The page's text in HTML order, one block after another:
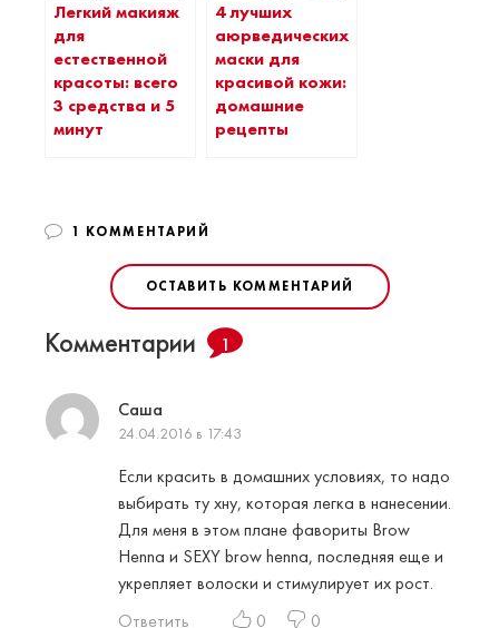
Легкий макияж
для
естественной
красоты: всего
3 средства и 5
минут
4 лучших
аюрведических
маски для
красивой кожи:
домашние
рецепты
1 КОММЕНТАРИЙ
ОСТАВИТЬ КОММЕНТАРИЙ
Комментарии 1
Саша
24.04.2016 в 17:43
Если красить в домашних условиях, то надо
выбирать ту хну, которая легка в нанесении.
Для меня в этом плане фавориты Brow
Henna и SEXY brow henna, последняя еще и
укрепляет волоски и стимулирует их рост.
Ответить
0 0